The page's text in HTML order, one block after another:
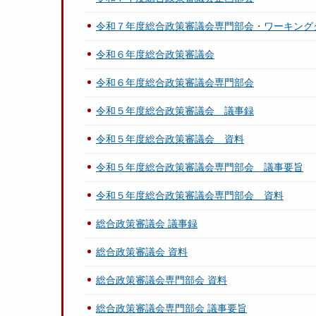
令和７年度総合政策審議会専門部会・ワーキング
令和６年度総合政策審議会
令和６年度総合政策審議会専門部会
令和５年度総合政策審議会 議事録
令和５年度総合政策審議会 資料
令和５年度総合政策審議会専門部会 議事要旨
令和５年度総合政策審議会専門部会 資料
総合政策審議会 議事録
総合政策審議会 資料
総合政策審議会専門部会 資料
総合政策審議会専門部会 議事要旨